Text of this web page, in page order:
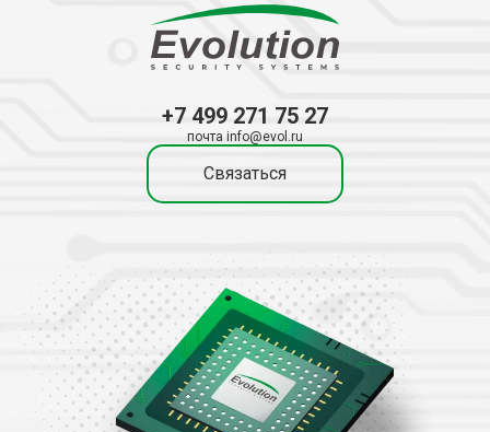
+7 499 271 75 27
почта info@evol.ru
Связаться